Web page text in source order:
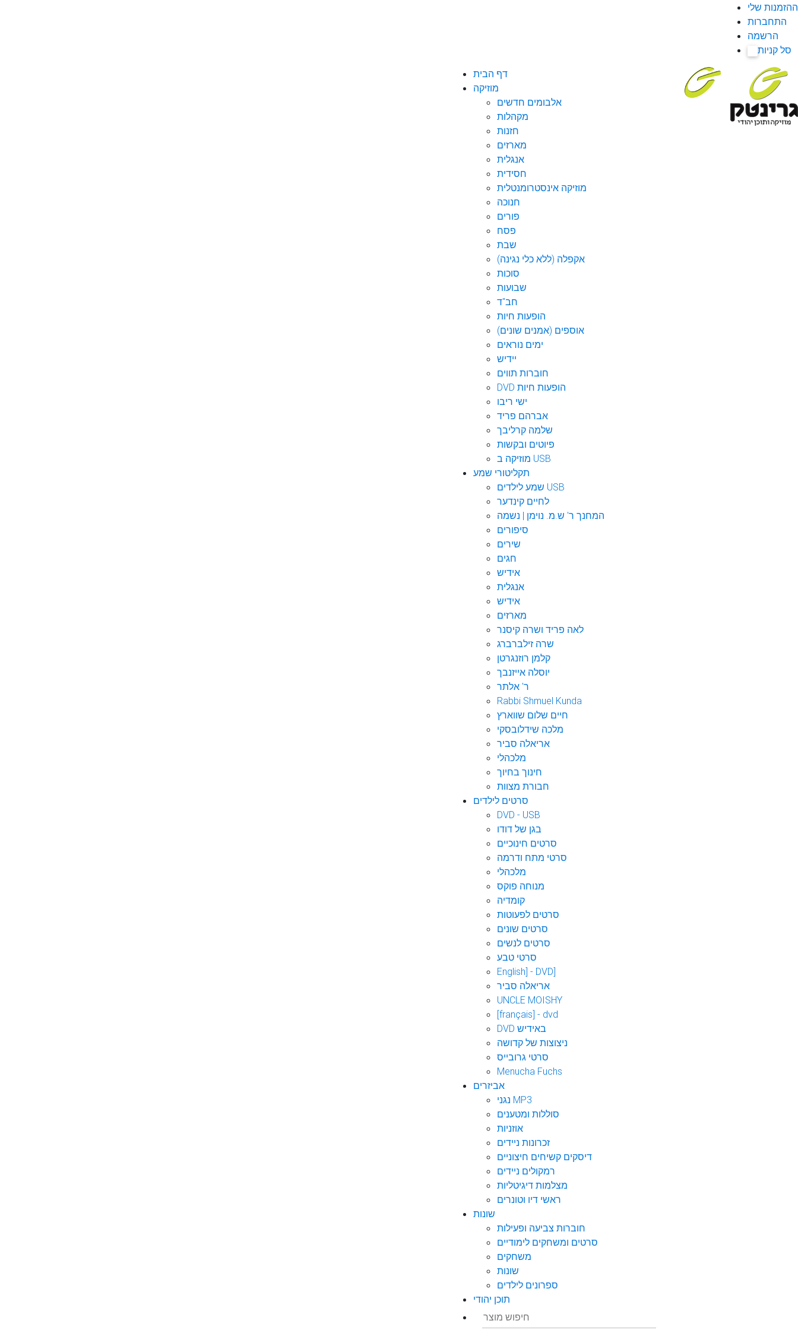
ההזמנות שלי
התחברות
הרשמה
סל קניות
דף הבית
מוזיקה
אלבומים חדשים
מקהלות
חזנות
מארזים
אנגלית
חסידית
מוזיקה אינסטרומנטלית
חנוכה
פורים
פסח
שבת
אקפלה (ללא כלי נגינה)
סוכות
שבועות
חב"ד
הופעות חיות
אוספים (אמנים שונים)
ימים נוראים
יידיש
חוברות תווים
DVD הופעות חיות
ישי ריבו
אברהם פריד
שלמה קרליבך
פיוטים ובקשות
מוזיקה ב USB
תקליטורי שמע
שמע לילדים USB
לחיים קינדער
המחנך ר' ש.מ. נוימן | נשמה
סיפורים
שירים
חגים
אידיש
אנגלית
אידיש
מארזים
לאה פריד ושרה קיסנר
שרה זילברברג
קלמן רוזנגרטן
יוסלה אייזנבך
ר' אלתר
Rabbi Shmuel Kunda
חיים שלום שווארץ
מלכה שידלובסקי
אריאלה סביר
מלכהלי
חינוך בחיוך
חבורת מצוות
סרטים לילדים
DVD - USB
בגן של דודו
סרטים חינוכיים
סרטי מתח ודרמה
מלכהלי
מנוחה פוקס
קומדיה
סרטים לפעוטות
סרטים שונים
סרטים לנשים
סרטי טבע
English] - DVD]
אריאלה סביר
UNCLE MOISHY
[français] - dvd
DVD באידיש
ניצוצות של קדושה
סרטי גרובייס
Menucha Fuchs
אביזרים
נגני MP3
סוללות ומטענים
אוזניות
זכרונות ניידים
דיסקים קשיחים חיצוניים
רמקולים ניידים
מצלמות דיגיטליות
ראשי דיו וטונרים
שונות
חוברות צביעה ופעילות
סרטים ומשחקים לימודיים
משחקים
שונות
ספרונים לילדים
תוכן יהודי